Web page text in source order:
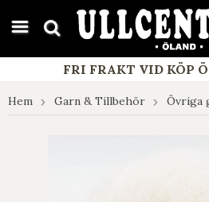
google-site-verification:
FRI FRAKT VID KÖP
Hem Garn & Tillbehör Övriga